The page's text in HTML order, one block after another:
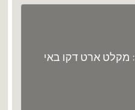
Panormos Art Villas: מקלט ארט דקו באי